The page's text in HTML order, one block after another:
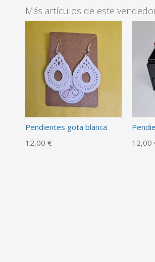
Más artículos de este
Pendientes gota blanca
12,00 €
12,00